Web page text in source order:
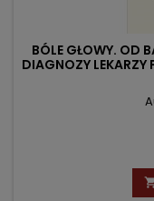
BÓLE GŁOWY. OD
DIAGNOZY LEKARZY